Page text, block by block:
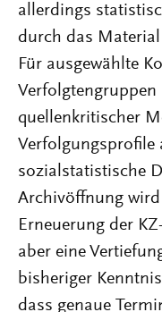
allerdings
durch das
Für ausgewählte
quellenkritischer
Verfolgungsprofile
sozialstatistische
Archivöffnung
Erneuerung der
aber eine
bisheriger
dass genaue